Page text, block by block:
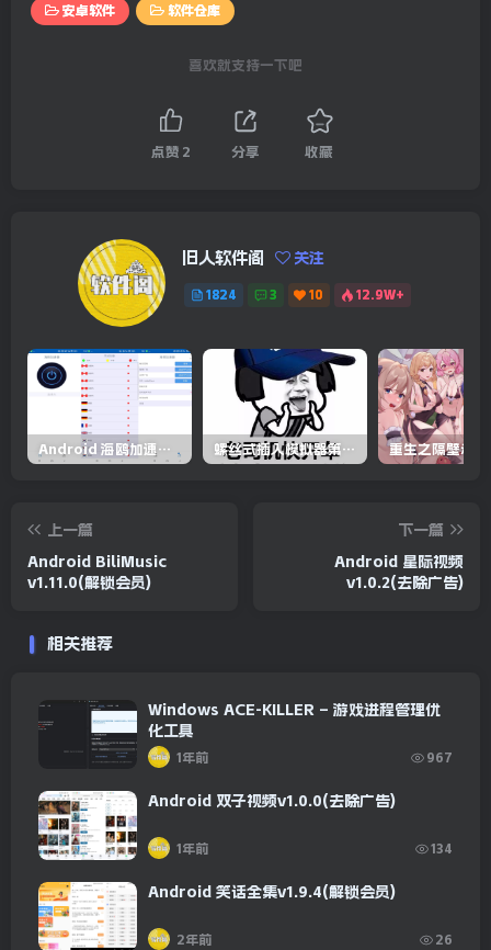
安卓软件 软件仓库
喜欢就支持一下吧
点赞 2 分享 收藏
旧人软件阁 关注
1824 3 10 12.9W+
Android 海鸥加速器v6.6.3(解锁会员) 螺丝式插入模拟器第5代/NejicomiSimulator.Vol.5.v1.0.2
上一篇
Android BiliMusic
v1.11.0(解锁会员)
下一篇
Android 星际视频
v1.0.2(去除广告)
相关推荐
Windows ACE-KILLER – 游戏进程管理优
化工具
1年前 967
Android 双子视频v1.0.0(去除广告)
1年前 134
Android 笑话全集v1.9.4(解锁会员)
2年前 26